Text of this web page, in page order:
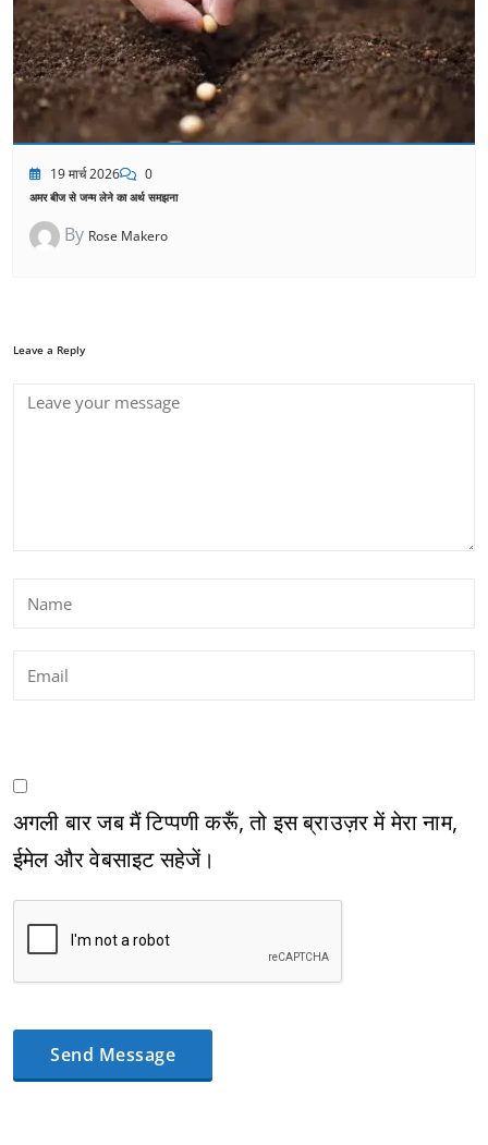
19 मार्च 2026 0
अमर बीज से जन्म लेने का अर्थ समझना
By Rose Makero
Leave a Reply
अगली बार जब मैं टिप्पणी करूँ, तो इस ब्राउज़र में मेरा नाम,
ईमेल और वेबसाइट सहेजें।